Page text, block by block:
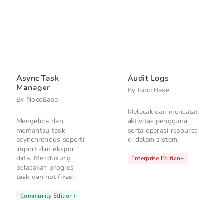
Async Task
Manager
By NocoBase
Mengelola dan
memantau task
asynchronous seperti
import dan ekspor
data. Mendukung
pelacakan progres
task dan notifikasi.
Community Edition+
Audit Logs
By NocoBase
Melacak dan mencatat
aktivitas pengguna
serta operasi resource
di dalam sistem.
Enterprise Edition+